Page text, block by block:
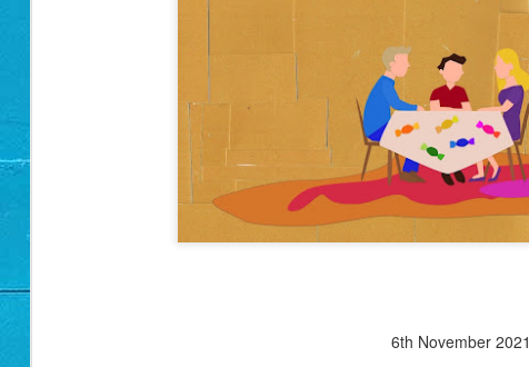
6th November 2021